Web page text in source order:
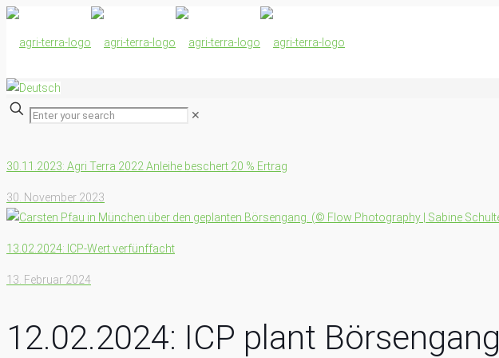
✕
30.11.2023: Agri Terra 2022 Anleihe beschert 20 % Ertrag
30. November 2023
13.02.2024: ICP-Wert verfünffacht
13. Februar 2024
12.02.2024: ICP plant Börsengang